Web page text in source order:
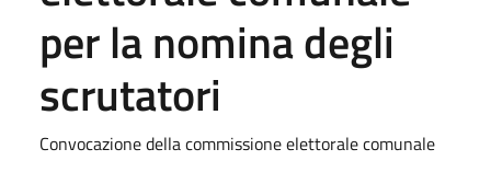
per la nomina degli
scrutatori
Convocazione della commissione elettorale comunale